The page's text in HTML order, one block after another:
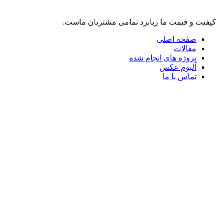
کیفیت و قیمت ما زبانزد تمامی مشتریان ماست.
صفحه اصلی
مقالات
پروژه های انجام شده
آلبوم عکس
تماس با ما